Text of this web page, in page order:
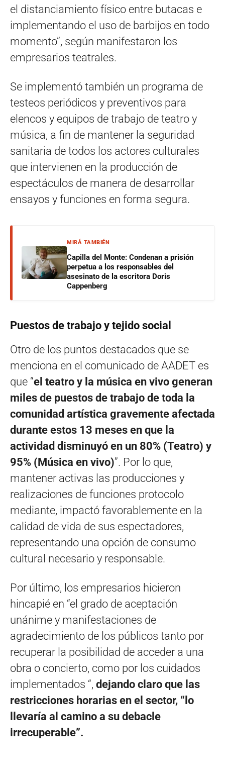
el distanciamiento físico entre butacas e
implementando el uso de barbijos en todo
momento”, según manifestaron los
empresarios teatrales.
Se implementó también un programa de
testeos periódicos y preventivos para
elencos y equipos de trabajo de teatro y
música, a fin de mantener la seguridad
sanitaria de todos los actores culturales
que intervienen en la producción de
espectáculos de manera de desarrollar
ensayos y funciones en forma segura.
MIRÁ TAMBIÉN
Capilla del Monte: Condenan a prisión
perpetua a los responsables del
asesinato de la escritora Doris
Cappenberg
Puestos de trabajo y tejido social
Otro de los puntos destacados que se
menciona en el comunicado de AADET es
que “el teatro y la música en vivo generan
miles de puestos de trabajo de toda la
comunidad artística gravemente afectada
durante estos 13 meses en que la
actividad disminuyó en un 80% (Teatro) y
95% (Música en vivo)”. Por lo que,
mantener activas las producciones y
realizaciones de funciones protocolo
mediante, impactó favorablemente en la
calidad de vida de sus espectadores,
representando una opción de consumo
cultural necesario y responsable.
Por último, los empresarios hicieron
hincapié en “el grado de aceptación
unánime y manifestaciones de
agradecimiento de los públicos tanto por
recuperar la posibilidad de acceder a una
obra o concierto, como por los cuidados
implementados “, dejando claro que las
restricciones horarias en el sector, “lo
llevaría al camino a su debacle
irrecuperable”.